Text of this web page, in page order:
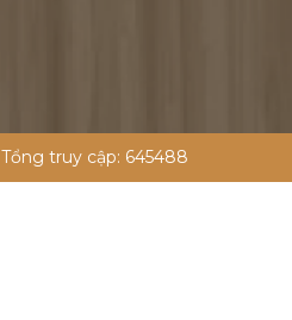
Tổng truy cập: 645488